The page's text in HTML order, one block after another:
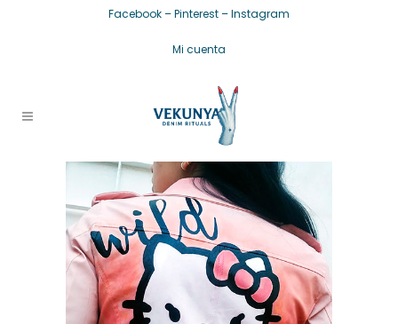
Facebook–Pinterest–Instagram
Mi cuenta